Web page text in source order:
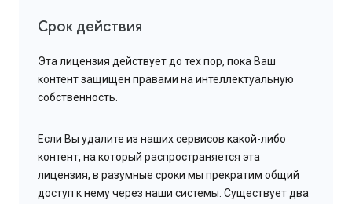
Срок действия
Эта лицензия действует до тех пор, пока Ваш
контент защищен правами на интеллектуальную
собственность.
Если Вы удалите из наших сервисов какой-либо
контент, на который распространяется эта
лицензия, в разумные сроки мы прекратим общий
доступ к нему через наши системы. Существует два